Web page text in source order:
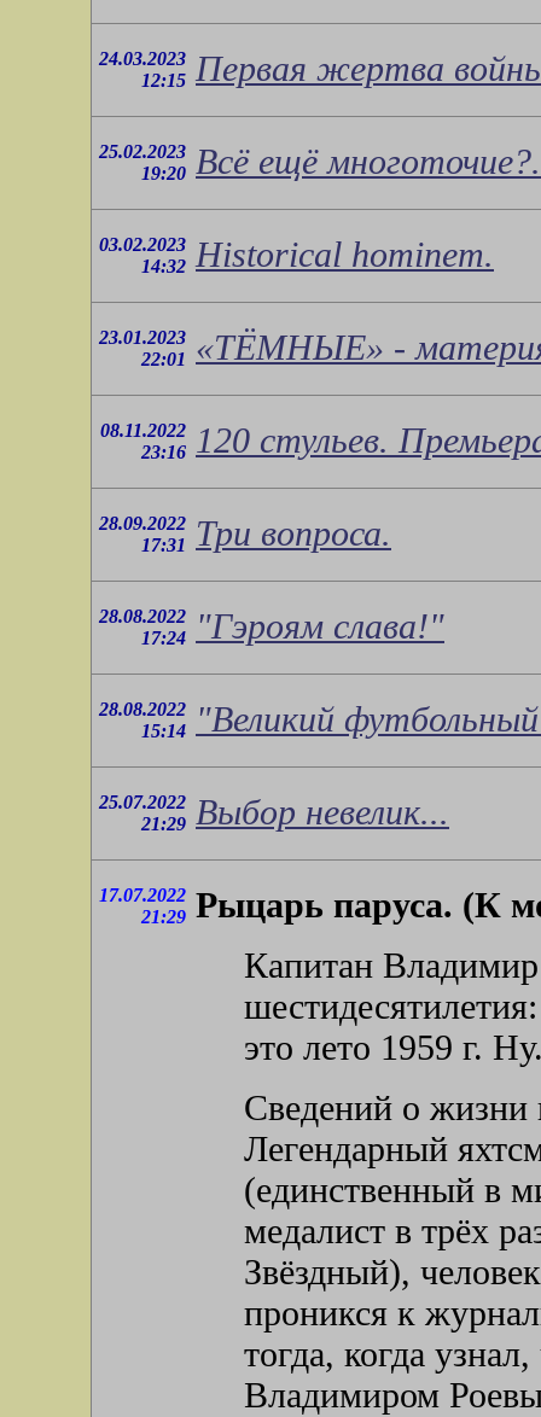
24.03.2023
12:15 Первая жертва
25.02.2023
19:20 Всё ещё
03.02.2023
14:32 Historical hominem.
23.01.2023
22:01 «ТЁМНЫЕ» -
08.11.2022
23:16
120 стульев.
28.09.2022
17:31
Три вопроса.
28.08.2022
17:24
"Гэроям слава!"
28.08.2022
15:14
"Великий
25.07.2022
21:29 Выбор невелик...
17.07.2022
21:29 Рыцарь паруса. (К
Капитан
это лето 1959 г.
Сведений о жизни
Легендарный
(единственный в
медалист в трёх
Звёздный),
проникся к
тогда, когда
Владимиром